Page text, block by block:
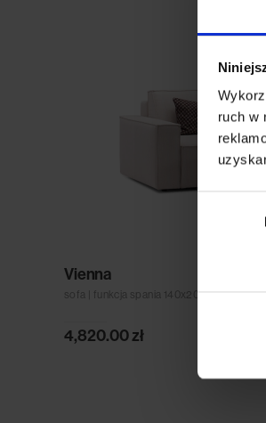
ruch w
Vienna
sofa | funkcja spania 140x200
4,820.00zł